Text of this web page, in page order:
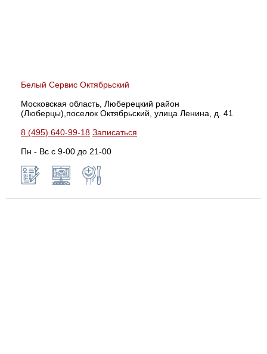
Белый Сервис Октябрьский
Московская область, Люберецкий район
(Люберцы),поселок Октябрьский, улица Ленина, д. 41
8 (495) 640-99-18 Записаться
Пн - Вс с 9-00 до 21-00